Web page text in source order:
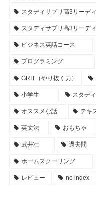
スタディサプリ高3リーデ
スタディサプリ高3リーデ
ビジネス英話コース
プログラミング
GRIT（やり抜く力）
小学生 スタデ
オススメな話 テキ
英文法 おもちゃ
武井壮 過去問
ホームスクーリング
レビュー no index